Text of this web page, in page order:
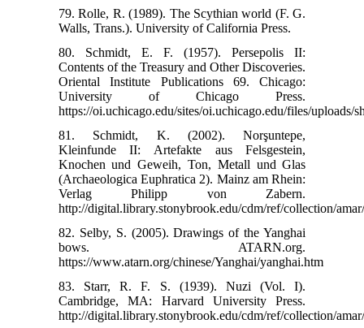
79. Rolle, R. (1989). The Scythian world (F. G.
Walls, Trans.). University of California Press.
80. Schmidt, E. F. (1957). Persepolis II:
Contents of the Treasury and Other Discoveries.
Oriental Institute Publications 69. Chicago:
University of Chicago Press.
https://oi.uchicago.edu/sites/oi.uchicago.edu/files/uploads/
81. Schmidt, K. (2002). Norşuntepe,
Kleinfunde II: Artefakte aus Felsgestein,
Knochen und Geweih, Ton, Metall und Glas
(Archaeologica Euphratica 2). Mainz am Rhein:
Verlag Philipp von Zabern.
http://digital.library.stonybrook.edu/cdm/ref/collection/
82. Selby, S. (2005). Drawings of the Yanghai
bows. ATARN.org.
https://www.atarn.org/chinese/Yanghai/yanghai.htm
83. Starr, R. F. S. (1939). Nuzi (Vol. I).
Cambridge, MA: Harvard University Press.
http://digital.library.stonybrook.edu/cdm/ref/collection/